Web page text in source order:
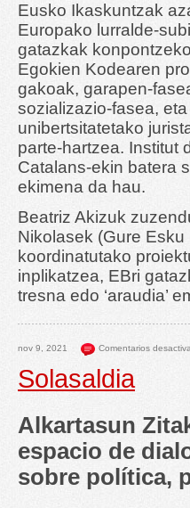
Eusko Ikaskuntzak
Europako lurralde-
gatazkak
Egokien Kodearen
gakoak, garapen-
sozializazio-fasea,
unibertsitatetako
parte-hartzea. Institut
Catalans-ekin batera
ekimena da hau.
Beatriz Akizuk
Nikolasek (Gure
koordinatutako
inplikatzea, EBri
tresna edo ‘araudia’
nov 9, 2021 Comentarios
Solasaldia
Alkartasun
espacio de
sobre política,